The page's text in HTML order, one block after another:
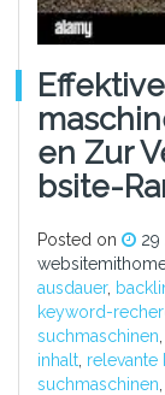
En Zur
Bsite-
Posted on 29
ausdauer,
keyword-
suchmaschinen
inhalt relevante
suchmaschinen